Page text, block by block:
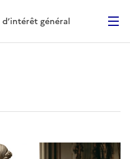
général- Retour à la
d’intérêt général